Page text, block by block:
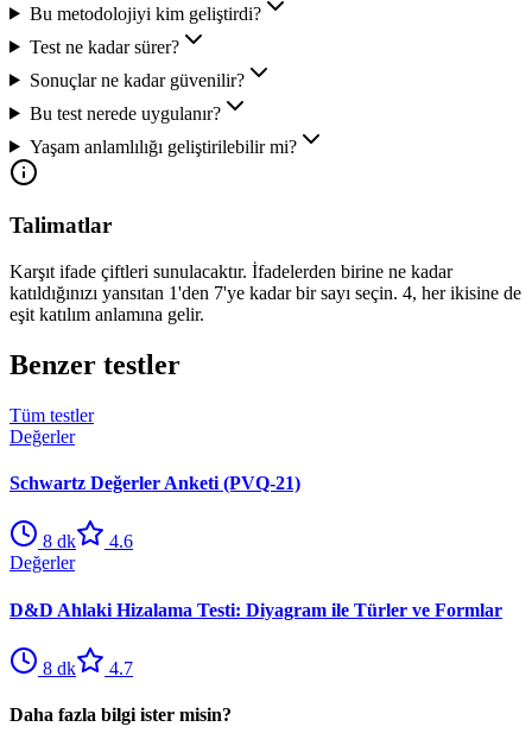
Bu metodolojiyi kim geliştirdi?
Test ne kadar sürer?
Sonuçlar ne kadar güvenilir?
Bu test nerede uygulanır?
Yaşam anlamlılığı geliştirilebilir mi?
Talimatlar
Karşıt ifade çiftleri sunulacaktır. İfadelerden birine ne kadar
katıldığınızı yansıtan 1'den 7'ye kadar bir sayı seçin. 4, her ikisine de
eşit katılım anlamına gelir.
Benzer testler
Tüm testler
Değerler
Schwartz Değerler Anketi (PVQ-21)
8 dk
4.6
Değerler
D&D Ahlaki Hizalama Testi: Diyagram ile Türler ve Formlar
8 dk 4.7
Daha fazla bilgi ister misin?